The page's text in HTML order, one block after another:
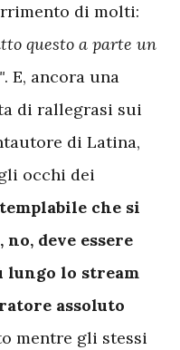
di molti:
questo a parte un
. E, ancora una
di rallegrasi sui
di Latina,
occhi dei
che si
deve essere
lungo lo stream
assoluto
mentre gli stessi